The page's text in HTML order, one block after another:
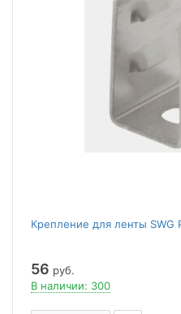
Крепление для ленты SWG
56 руб.
В наличии: 300